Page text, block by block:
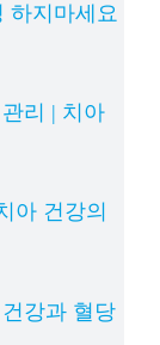
하지마세요
리 | 치아
아 건강의
강과 혈당